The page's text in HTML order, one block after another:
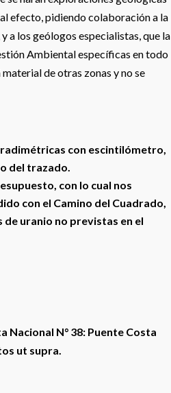
efecto, pidiendo colaboración a la
a los geólogos especialistas, que la
Ambiental específicas en todo
de otras zonas y no se
con escintilómetro,
del trazado.
con lo cual nos
con el Camino del Cuadrado,
de uranio no previstas en el
Nacional N° 38: Puente Costa
ut supra.